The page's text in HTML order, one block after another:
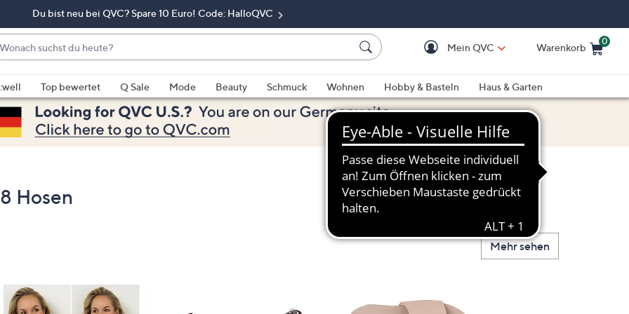
Du bist neu bei QVC? Spare 10 Euro! Code: HalloQVC
Mein QVC Warenkorb
0
Top bewertet Q Sale Mode Beauty Schmuck Wohnen Hobby & Basteln
Haus & Garten
Hosen
Mehr sehen